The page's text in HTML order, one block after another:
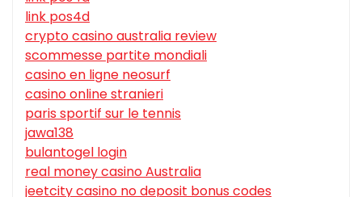
link pos4d
crypto casino australia review
scommesse partite mondiali
casino en ligne neosurf
casino online stranieri
paris sportif sur le tennis
jawa138
bulantogel login
real money casino Australia
jeetcity casino no deposit bonus codes